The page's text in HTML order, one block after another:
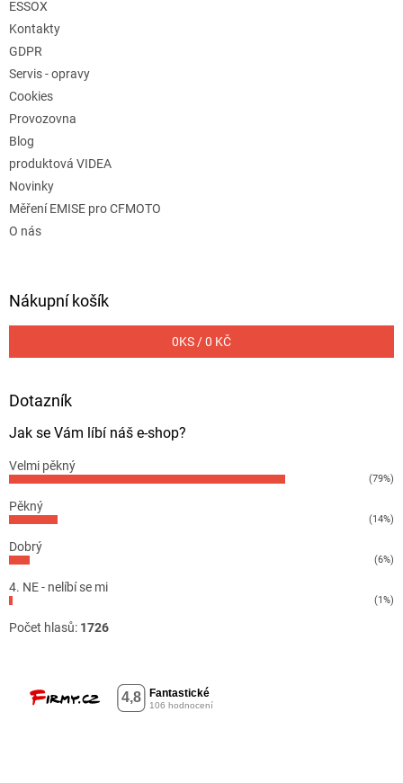
ESSOX
Kontakty
GDPR
Servis - opravy
Cookies
Provozovna
Blog
produktová VIDEA
Novinky
Měření EMISE pro CFMOTO
O nás
Nákupní košík
0KS /0 KČ
Dotazník
Jak se Vám líbí náš e-shop?
Velmi pěkný
(79%)
Pěkný
(14%)
Dobrý
(6%)
4. NE - nelíbí se mi
(1%)
Počet hlasů: 1726